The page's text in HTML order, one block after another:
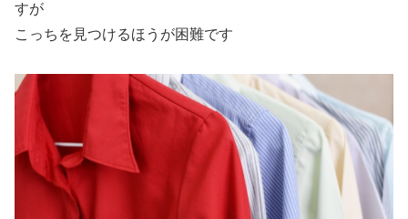
すが
こっちを見つけるほうが困難です